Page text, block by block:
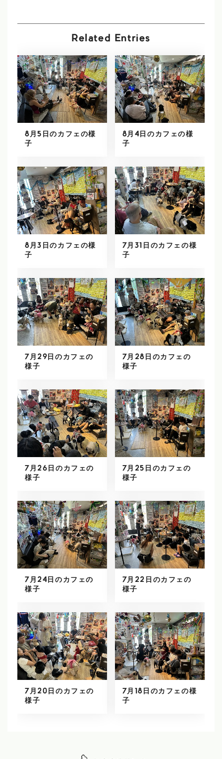
Related Entries
8月5日のカフェの様
子
8月4日のカフェの様
子
8月3日のカフェの様
子
7月31日のカフェの様
子
7月29日のカフェの
様子
7月28日のカフェの
様子
7月26日のカフェの
様子
7月25日のカフェの
様子
7月24日のカフェの
様子
7月22日のカフェの
様子
7月20日のカフェの
様子
7月18日のカフェの様
子